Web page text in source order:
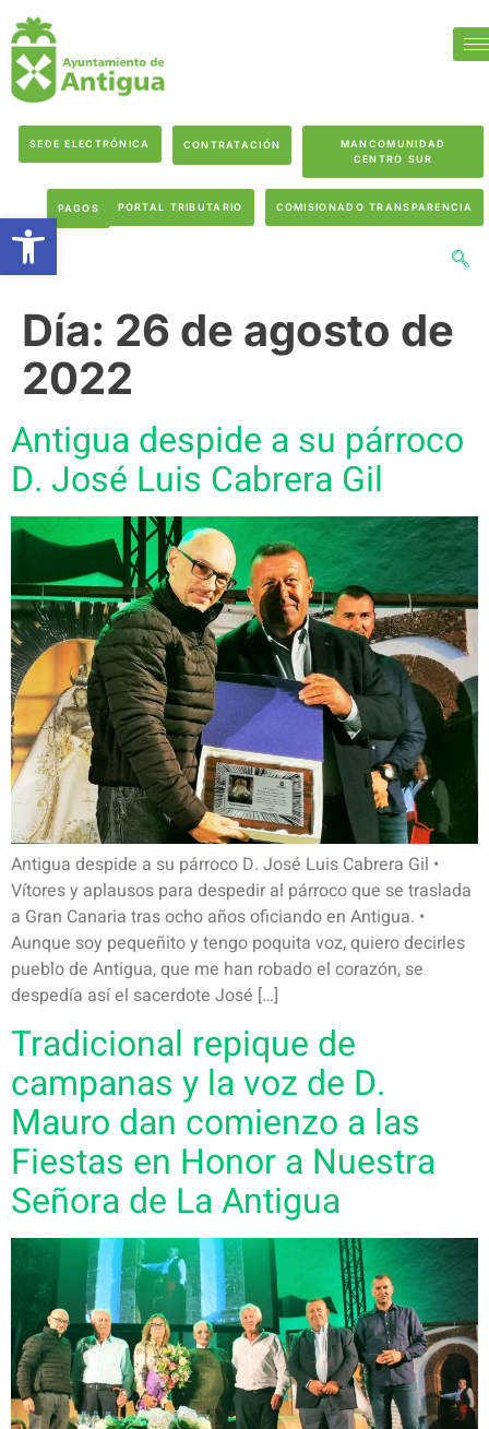
SEDE ELECTRÓNICA CONTRATACIÓN
MANCOMUNIDAD
CENTRO SUR
PAGOS PORTAL TRIBUTARIO COMISIONADO TRANSPARENCIA
Día: 26 de agosto de
2022
Antigua despide a su párroco
D. José Luis Cabrera Gil
Antigua despide a su párroco D. José Luis Cabrera Gil •
Vítores y aplausos para despedir al párroco que se traslada
a Gran Canaria tras ocho años oficiando en Antigua. •
Aunque soy pequeñito y tengo poquita voz, quiero decirles
pueblo de Antigua, que me han robado el corazón, se
despedía así el sacerdote José […]
Tradicional repique de
campanas y la voz de D.
Mauro dan comienzo a las
Fiestas en Honor a Nuestra
Señora de La Antigua
Abrir barra de herramientas